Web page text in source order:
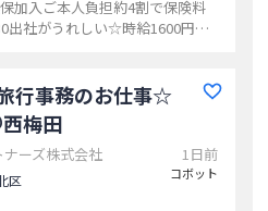
加入ご本人負担約4割で保険料
出社がうれしい☆時給1600円
行事務のお仕事☆
梅田
ーズ株式会社
区
1日前
コボット